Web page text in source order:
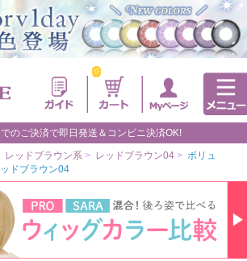
0
のご決済で即日発送＆コンビニ決済OK!
レッドブラウン系 > レッドブラウン04 > ボリュ
ドブラウン04